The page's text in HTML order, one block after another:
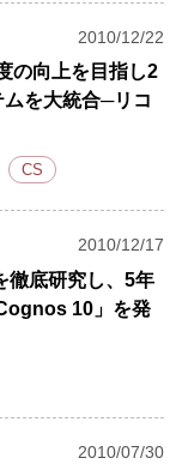
2010/12/22
の向上を目指し2
を大統合─リコ
CS
2010/12/17
徹底研究し、5年
10」を発
2010/07/30